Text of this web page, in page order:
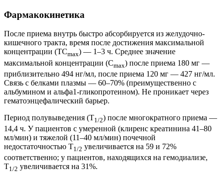
Фармакокинетика
После приема внутрь быстро абсорбируется из желудочно-
кишечного тракта, время после достижения максимальной
концентрации (ТСmах) — 1–3 ч. Среднее значение
максимальной концентрации (Сmах) после приема 180 мг —
приблизительно 494 нг/мл, после приема 120 мг — 427 нг/мл.
Связь с белками плазмы — 60–70% (преимущественно с
альбумином и альфа1-гликопротеином). Не проникает через
гематоэнцефалический барьер.
Период полувыведения (Т1/2) после многократного приема —
14,4 ч. У пациентов с умеренной (клиренс креатинина 41–80
мл/мин) и тяжелой (11–40 мл/мин) почечной
недостаточностью Т1/2 увеличивается на 59 и 72%
соответственно; у пациентов, находящихся на гемодиализе,
Т1/2 увеличивается на 31%.